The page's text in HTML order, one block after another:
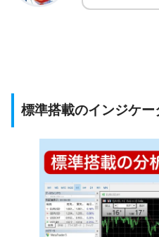
標準搭載のインジケ